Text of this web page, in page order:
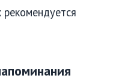
рекомендуется